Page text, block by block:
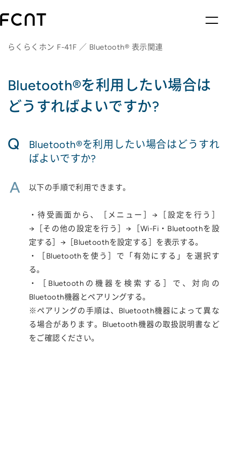
らくらくホン F-41F ／ Bluetooth® 表示関連
Bluetooth®を利用したい場合は
どうすればよいですか?
Q
Bluetooth®を利用したい場合はどうすれ
ばよいですか?
A 以下の手順で利用できます。
・待受画面から、［メニュー］→［設定を行う］
→［その他の設定を行う］→［Wi-Fi・Bluetoothを設
定する］→［Bluetoothを設定する］を表示する。
・［Bluetoothを使う］で「有効にする」を選択す
る。
・［Bluetoothの機器を検索する］で、対向の
Bluetooth機器とペアリングする。
※ペアリングの手順は、Bluetooth機器によって異な
る場合があります。Bluetooth機器の取扱説明書など
をご確認ください。